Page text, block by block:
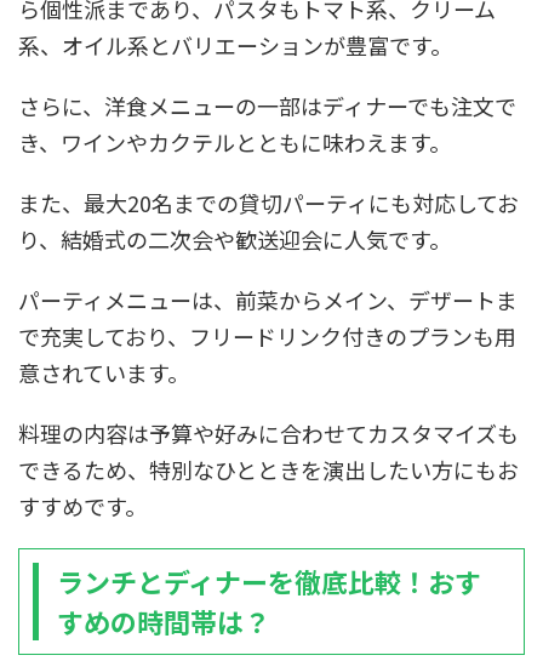
ら個性派まであり、パスタもトマト系、クリーム
系、オイル系とバリエーションが豊富です。
さらに、洋食メニューの一部はディナーでも注文で
き、ワインやカクテルとともに味わえます。
また、最大20名までの貸切パーティにも対応してお
り、結婚式の二次会や歓送迎会に人気です。
パーティメニューは、前菜からメイン、デザートま
で充実しており、フリードリンク付きのプランも用
意されています。
料理の内容は予算や好みに合わせてカスタマイズも
できるため、特別なひとときを演出したい方にもお
すすめです。
ランチとディナーを徹底比較！おす
すめの時間帯は？